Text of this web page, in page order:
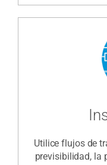
Utilice flujos de
previsibilidad, la